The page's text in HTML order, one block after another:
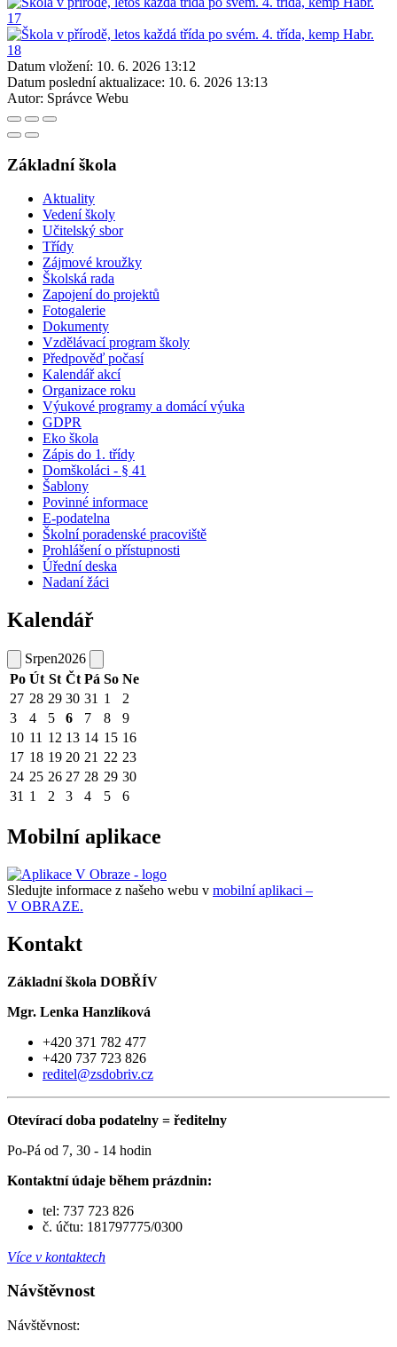
Datum vložení: 10. 6. 2026 13:12
Datum poslední aktualizace: 10. 6. 2026 13:13
Autor: Správce Webu
Základní škola
Aktuality
Vedení školy
Učitelský sbor
Třídy
Zájmové kroužky
Školská rada
Zapojení do projektů
Fotogalerie
Dokumenty
Vzdělávací program školy
Předpověď počasí
Kalendář akcí
Organizace roku
Výukové programy a domácí výuka
GDPR
Eko škola
Zápis do 1. třídy
Domškoláci - § 41
Šablony
Povinné informace
E-podatelna
Školní poradenské pracoviště
Prohlášení o přístupnosti
Úřední deska
Nadaní žáci
Kalendář
Srpen2026
Po Út St Čt Pá So Ne
27 28 29 30 31 1
2
3
4 5 6 7 8
9
10 11 12 13 14 15 16
17 18 19 20 21 22 23
24 25 26 27 28 29 30
31 1 2 3 4 5 6
Mobilní aplikace
Sledujte informace z našeho webu v mobilní aplikaci –
V OBRAZE.
Kontakt
Základní škola DOBŘÍV
Mgr. Lenka Hanzlíková
+420 371 782 477
+420 737 723 826
reditel@zsdobriv.cz
Otevírací doba podatelny = ředitelny
Po-Pá od 7, 30 - 14 hodin
Kontaktní údaje během prázdnin:
tel: 737 723 826
č. účtu: 181797775/0300
Více v kontaktech
Návštěvnost
Návštěvnost: